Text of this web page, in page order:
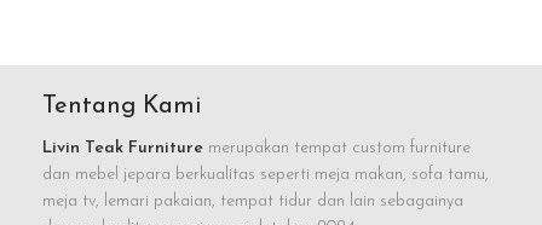
Tentang Kami
Livin Teak Furniture merupakan tempat custom furniture
dan mebel jepara berkualitas seperti meja makan, sofa tamu,
meja tv, lemari pakaian, tempat tidur dan lain sebagainya